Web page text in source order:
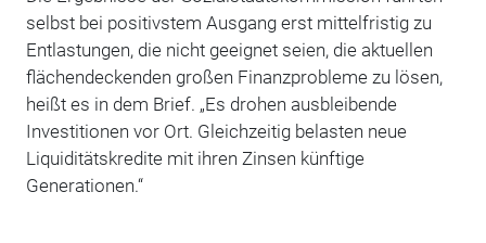
selbst bei positivstem Ausgang erst mittelfristig zu
Entlastungen, die nicht geeignet seien, die aktuellen
flächendeckenden großen Finanzprobleme zu lösen,
heißt es in dem Brief. „Es drohen ausbleibende
Investitionen vor Ort. Gleichzeitig belasten neue
Liquiditätskredite mit ihren Zinsen künftige
Generationen.“